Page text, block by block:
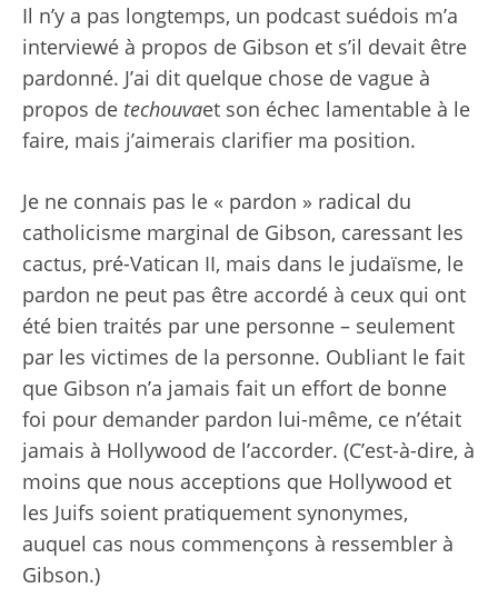
Il n’y a pas longtemps, un podcast suédois m’a
interviewé à propos de Gibson et s’il devait être
pardonné. J’ai dit quelque chose de vague à
propos de techouvaet son échec lamentable à le
faire, mais j’aimerais clarifier ma position.
Je ne connais pas le « pardon » radical du
catholicisme marginal de Gibson, caressant les
cactus, pré-Vatican II, mais dans le judaïsme, le
pardon ne peut pas être accordé à ceux qui ont
été bien traités par une personne – seulement
par les victimes de la personne. Oubliant le fait
que Gibson n’a jamais fait un effort de bonne
foi pour demander pardon lui-même, ce n’était
jamais à Hollywood de l’accorder. (C’est-à-dire, à
moins que nous acceptions que Hollywood et
les Juifs soient pratiquement synonymes,
auquel cas nous commençons à ressembler à
Gibson.)